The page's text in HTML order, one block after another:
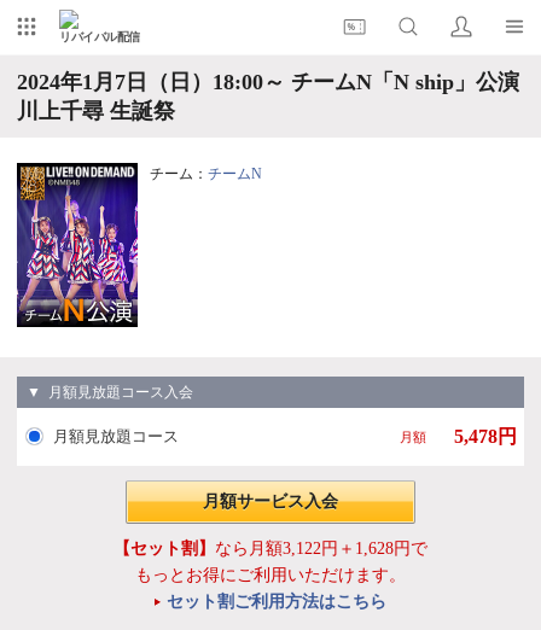
リバイバル配信
2024年1月7日（日）18:00～ チームN「N ship」公演
川上千尋 生誕祭
チーム： チームN
▼ 月額見放題コース入会
月額見放題コース 月額 5,478円
月額サービス入会
【セット割】 なら月額3,122円＋1,628円で
もっとお得にご利用いただけます。
セット割ご利用方法はこちら